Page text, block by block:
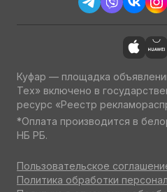
Куфар — площадка
Тех» включено в
ресурс «Реестр
*Оплата производится в
НБ РБ.
Пользовательское
Политика обработки